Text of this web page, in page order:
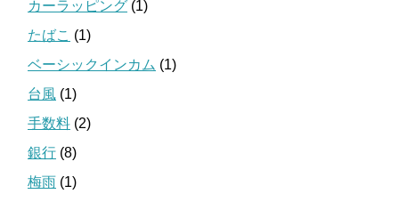
カーラッピング (1)
たばこ (1)
ベーシックインカム (1)
台風 (1)
手数料 (2)
銀行 (8)
梅雨 (1)